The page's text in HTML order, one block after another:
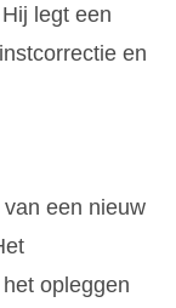
legt een
en
een nieuw
opleggen